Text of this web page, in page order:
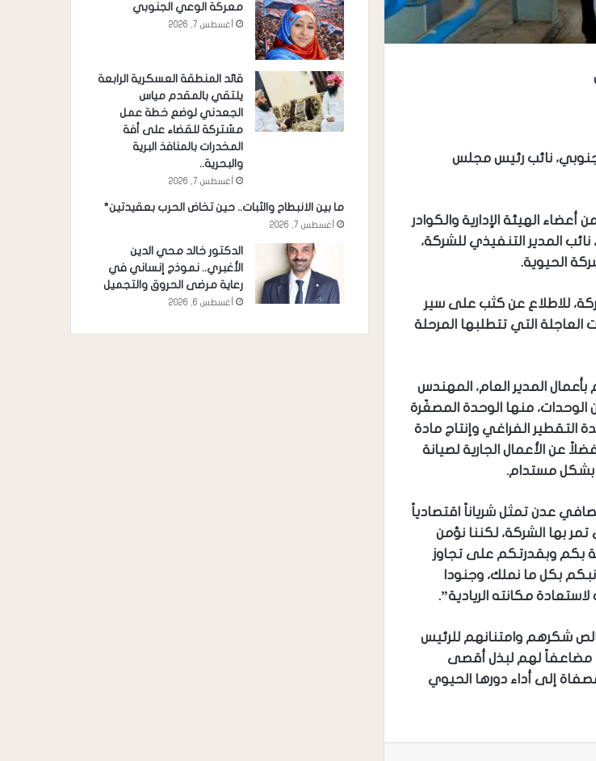
نائب رئيس مجلس
الهيئة الإدارية والكوادر
المدير التنفيذي للشركة،
الحيوية.
للاطلاع عن كثب على سير
العاجلة التي تتطلبها المرحلة
المدير العام، المهندس
منها الوحدة المصغّرة
وحدة التقطير الفراغي وإنتاج مادة
عن الأعمال الجارية لصيانة
بشكل مستدام.
عدن تمثل شرياناً اقتصادياً
بها الشركة، لكننا نؤمن
بكم وبقدرتكم على تجاوز
بكل ما نملك، وجنودا
مكانته الريادية”.
شكرهم وامتنانهم للرئيس
مضاعفاً لهم لبذل أقصى
إلى أداء دورها الحيوي
معركة الوعي الجنوبي
أغسطس 7, 2026
قائد المنطقة العسكرية الرابعة
يلتقي بالمقدم مياس
الجعدني لوضع خطة عمل
مشتركة للقضاء على أفة
المخدرات بالمنافذ البرية
والبحرية..
أغسطس 7, 2026
ما بين الانبطاح والثبات.. حين تخاض الحرب بعقيدتين*
أغسطس 7, 2026
الدكتور خالد محي الدين
الأغبري.. نموذج إنساني في
رعاية مرضى الحروق والتجميل
أغسطس 6, 2026